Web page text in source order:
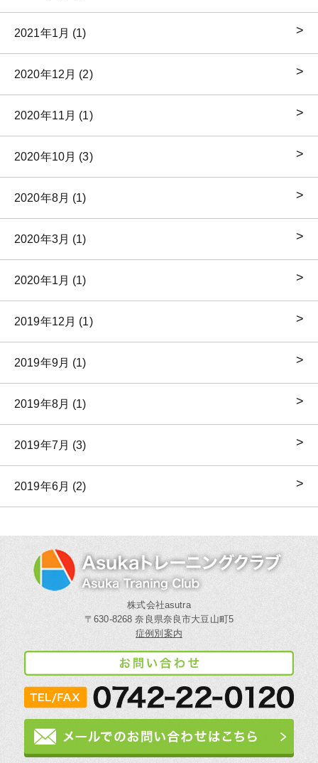
2021年1月 (1)
2020年12月 (2)
2020年11月 (1)
2020年10月 (3)
2020年8月 (1)
2020年3月 (1)
2020年1月 (1)
2019年12月 (1)
2019年9月 (1)
2019年8月 (1)
2019年7月 (3)
2019年6月 (2)
株式会社asutra
〒630-8268 奈良県奈良市大豆山町5
症例別案内